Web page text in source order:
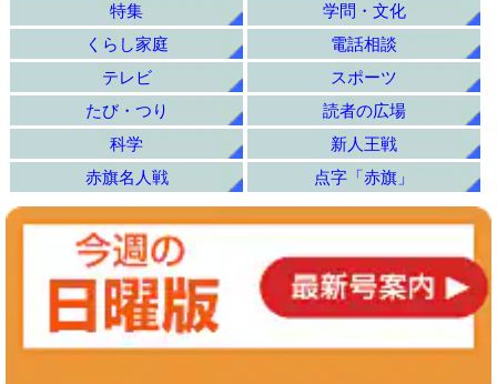
特集
学問・文化
くらし家庭
電話相談
テレビ
スポーツ
たび・つり
読者の広場
科学
新人王戦
赤旗名人戦
点字「赤旗」